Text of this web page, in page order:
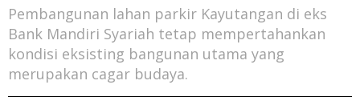
Pembangunan lahan parkir Kayutangan di eks
Bank Mandiri Syariah tetap mempertahankan
kondisi eksisting bangunan utama yang
merupakan cagar budaya.